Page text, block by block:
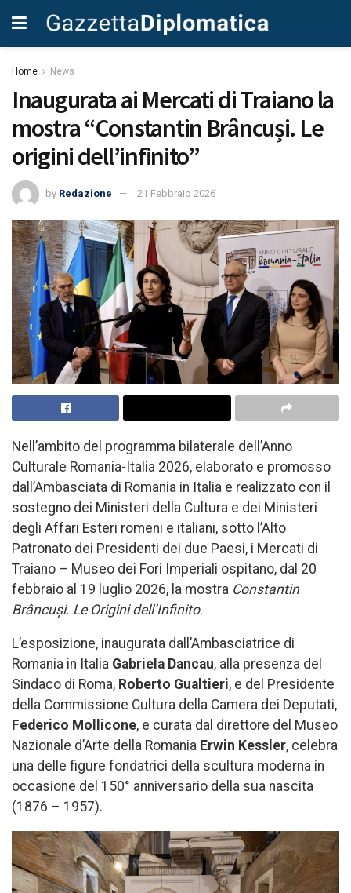
Home News
Inaugurata ai Mercati di Traiano la
mostra “Constantin Brâncuși. Le
origini dell’infinito”
by Redazione 21 Febbraio 2026
Nell’ambito del programma bilaterale dell’Anno
Culturale Romania-Italia 2026, elaborato e promosso
dall’Ambasciata di Romania in Italia e realizzato con il
sostegno dei Ministeri della Cultura e dei Ministeri
degli Affari Esteri romeni e italiani, sotto l’Alto
Patronato dei Presidenti dei due Paesi, i Mercati di
Traiano – Museo dei Fori Imperiali ospitano, dal 20
febbraio al 19 luglio 2026, la mostra Constantin
Brâncuși. Le Origini dell’Infinito.
L’esposizione, inaugurata dall’Ambasciatrice di
Romania in Italia Gabriela Dancau, alla presenza del
Sindaco di Roma, Roberto Gualtieri, e del Presidente
della Commissione Cultura della Camera dei Deputati,
Federico Mollicone, e curata dal direttore del Museo
Nazionale d’Arte della Romania Erwin Kessler, celebra
una delle figure fondatrici della scultura moderna in
occasione del 150° anniversario della sua nascita
(1876 – 1957).